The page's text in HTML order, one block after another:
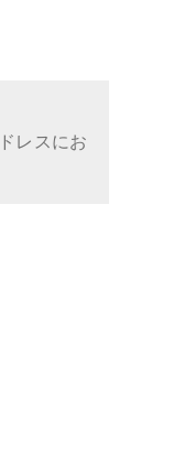
レスにお